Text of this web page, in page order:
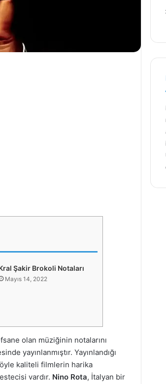
Şakir Brokoli Notaları
Mayıs 14, 2022
olan müziğinin notalarını
yayınlanmıştır. Yayınlandığı
kaliteli filmlerin harika
vardır. Nino Rota, İtalyan bir